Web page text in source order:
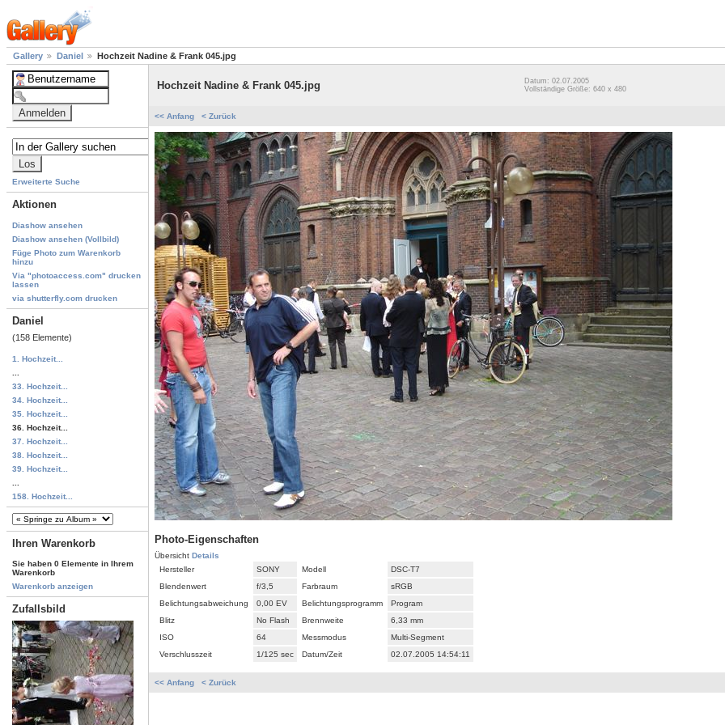
Gallery Daniel Hochzeit Nadine & Frank 045.jpg
Erweiterte Suche
Aktionen
Diashow ansehen
Diashow ansehen (Vollbild)
Füge Photo zum Warenkorb
hinzu
Via "photoaccess.com" drucken
lassen
via shutterfly.com drucken
Daniel
(158 Elemente)
1. Hochzeit...
33. Hochzeit...
34. Hochzeit...
35. Hochzeit...
36. Hochzeit...
37. Hochzeit...
38. Hochzeit...
39. Hochzeit...
158. Hochzeit...
Ihren Warenkorb
Sie haben 0 Elemente in Ihrem
Warenkorb
Warenkorb anzeigen
Zufallsbild
Hochzeit Nadine & Frank 045.jpg
Datum: 02.07.2005
Vollständige Größe: 640 x 480
<< Anfang < Zurück
Photo-Eigenschaften
Übersicht Details
Hersteller
SONY Modell
DSC-T7
Blendenwert
f/3,5 Farbraum
sRGB
Belichtungsabweichung
0,00 EV Belichtungsprogramm
Program
Blitz
No Flash Brennweite
6,33 mm
ISO
64 Messmodus
Multi-Segment
Verschlusszeit
1/125 sec Datum/Zeit 02.07.2005 14:54:11
<< Anfang < Zurück